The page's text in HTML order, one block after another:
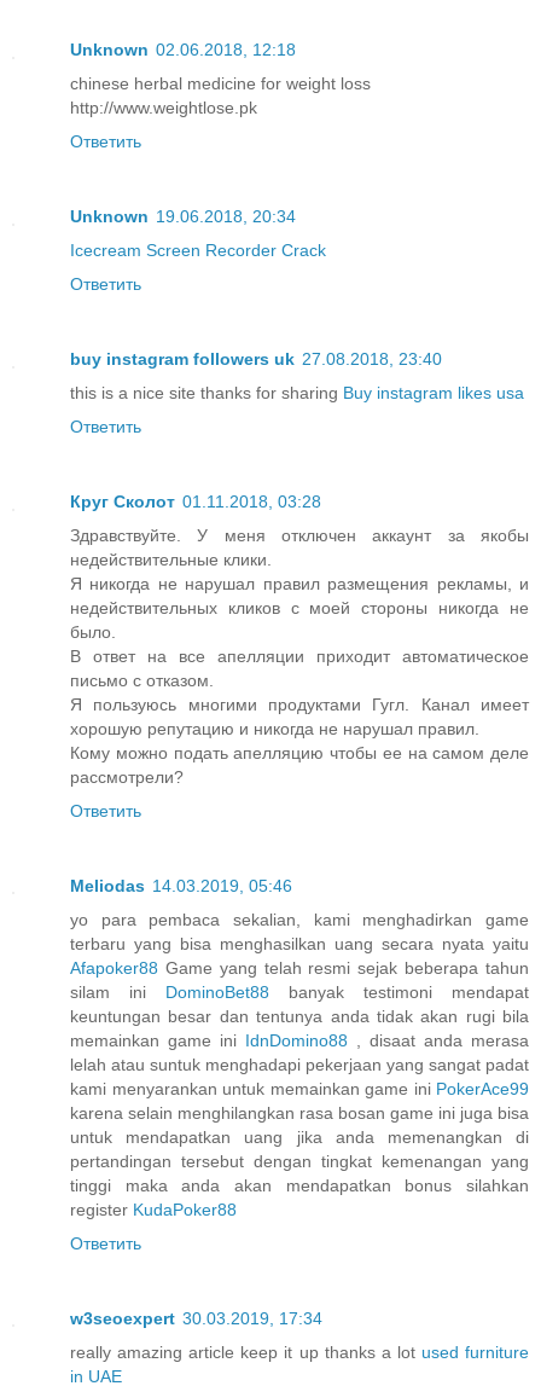
Unknown 02.06.2018, 12:18
chinese herbal medicine for weight loss
http://www.weightlose.pk
Ответить
Unknown 19.06.2018, 20:34
Icecream Screen Recorder Crack
Ответить
buy instagram followers uk 27.08.2018, 23:40
this is a nice site thanks for sharing Buy instagram likes usa
Ответить
Круг Сколот 01.11.2018, 03:28
Здравствуйте. У меня отключен аккаунт за якобы
недействительные клики.
Я никогда не нарушал правил размещения рекламы, и
недействительных кликов с моей стороны никогда не
было.
В ответ на все апелляции приходит автоматическое
письмо с отказом.
Я пользуюсь многими продуктами Гугл. Канал имеет
хорошую репутацию и никогда не нарушал правил.
Кому можно подать апелляцию чтобы ее на самом деле
рассмотрели?
Ответить
Meliodas 14.03.2019, 05:46
yo para pembaca sekalian, kami menghadirkan game
terbaru yang bisa menghasilkan uang secara nyata yaitu
Afapoker88 Game yang telah resmi sejak beberapa tahun
silam ini DominoBet88 banyak testimoni mendapat
keuntungan besar dan tentunya anda tidak akan rugi bila
memainkan game ini IdnDomino88 , disaat anda merasa
lelah atau suntuk menghadapi pekerjaan yang sangat padat
kami menyarankan untuk memainkan game ini PokerAce99
karena selain menghilangkan rasa bosan game ini juga bisa
untuk mendapatkan uang jika anda memenangkan di
pertandingan tersebut dengan tingkat kemenangan yang
tinggi maka anda akan mendapatkan bonus silahkan
register KudaPoker88
Ответить
w3seoexpert 30.03.2019, 17:34
really amazing article keep it up thanks a lot used furniture
in UAE